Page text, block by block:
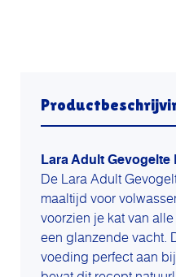
Lara Adult Gevogelte
De Lara Adult
maaltijd voor
voorzien je kat van
een glanzende vacht.
voeding perfect aan